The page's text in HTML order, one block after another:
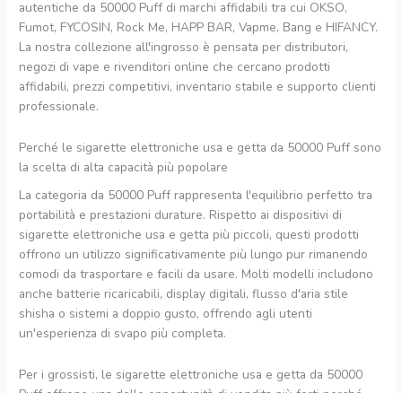
autentiche da 50000 Puff di marchi affidabili tra cui OKSO,
Fumot, FYCOSIN, Rock Me, HAPP BAR, Vapme, Bang e HIFANCY.
La nostra collezione all'ingrosso è pensata per distributori,
negozi di vape e rivenditori online che cercano prodotti
affidabili, prezzi competitivi, inventario stabile e supporto clienti
professionale.
Perché le sigarette elettroniche usa e getta da 50000 Puff sono
la scelta di alta capacità più popolare
La categoria da 50000 Puff rappresenta l'equilibrio perfetto tra
portabilità e prestazioni durature. Rispetto ai dispositivi di
sigarette elettroniche usa e getta più piccoli, questi prodotti
offrono un utilizzo significativamente più lungo pur rimanendo
comodi da trasportare e facili da usare. Molti modelli includono
anche batterie ricaricabili, display digitali, flusso d'aria stile
shisha o sistemi a doppio gusto, offrendo agli utenti
un'esperienza di svapo più completa.
Per i grossisti, le sigarette elettroniche usa e getta da 50000